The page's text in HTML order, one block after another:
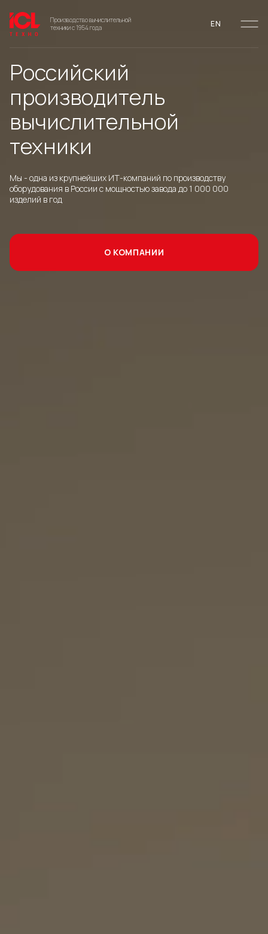
Производство вычислительной
техники с 1954 года
EN
Российский
производитель
вычислительной
техники
Мы - одна из крупнейших ИТ-компаний по производству
оборудования в России с мощностью завода до 1 000 000
изделий в год
О КОМПАНИИ
Присоединяйся к
партнерской программе
Стань партнером ICL Техно и получи маркетинговую поддержку
уже сегодня
СТАТЬ ПАРТНЁРОМ
Конфигуратор
оборудования
Собери оборудование
для своих целей
ПЕРЕЙТИ В КОНФИГУРАТОР